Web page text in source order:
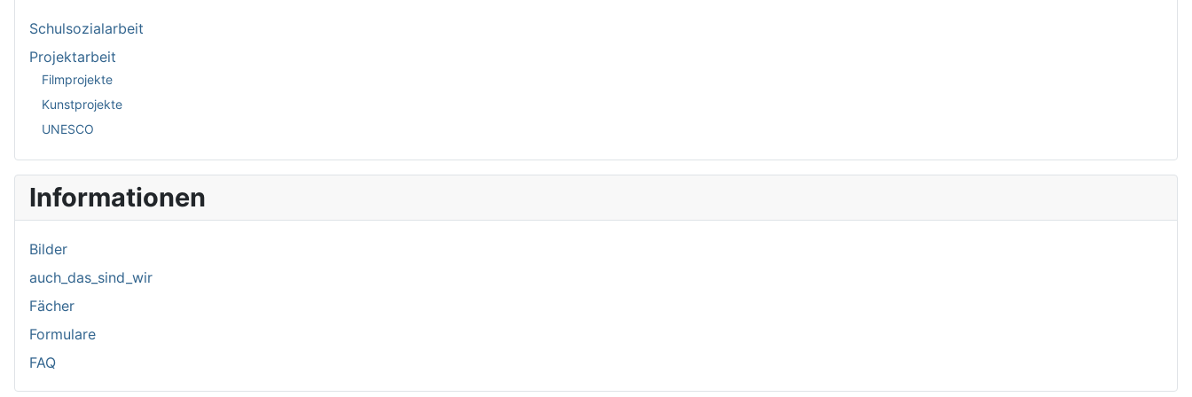
Schulsozialarbeit
Projektarbeit
Filmprojekte
Kunstprojekte
UNESCO
Informationen
Bilder
auch_das_sind_wir
Fächer
Formulare
FAQ